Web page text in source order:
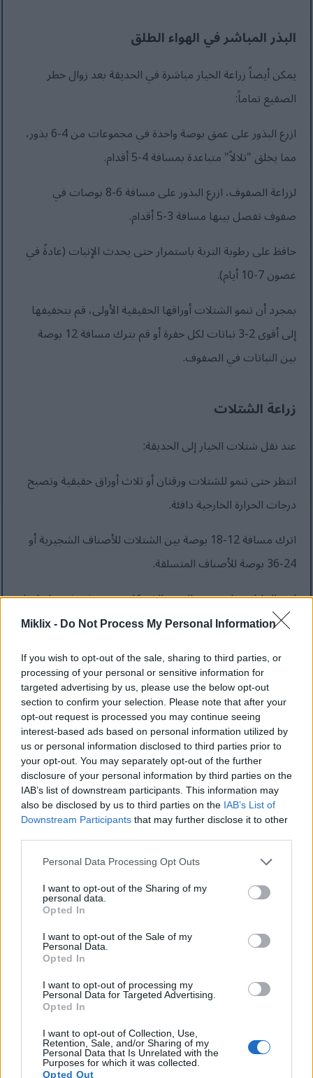
Miklix - Do Not Process My Personal Information
If you wish to opt-out of the sale, sharing to third parties, or
processing of your personal or sensitive information for
targeted advertising by us, please use the below opt-out
section to confirm your selection. Please note that after your
opt-out request is processed you may continue seeing
interest-based ads based on personal information utilized by
us or personal information disclosed to third parties prior to
your opt-out. You may separately opt-out of the further
disclosure of your personal information by third parties on the
IAB’s list of downstream participants. This information may
also be disclosed by us to third parties on the IAB’s List of
Downstream Participants that may further disclose it to other
Please note that this website/app uses one or more Google
not limited to your visit or usage behaviour. You may click to
grant or deny consent to Google and its third-party tags to
use your data for below specified purposes in below Google
consent section.
Personal Data Processing Opt Outs
I want to opt-out of the Sharing of my
personal data.
Opted In
I want to opt-out of the Sale of my
Personal Data.
Opted In
I want to opt-out of processing my
Personal Data for Targeted Advertising.
Opted In
I want to opt-out of Collection, Use,
Retention, Sale, and/or Sharing of my
Personal Data that Is Unrelated with the
Purposes for which it was collected.
Opted Out
البذر المباشر في الهواء الطلق
يمكن أيضاً زراعة الخيار مباشرة في الحديقة بعد زوال خطر
الصقيع تماماً:
ازرع البذور على عمق بوصة واحدة في مجموعات من 4-6 بذور،
مما يخلق "تلالاً" متباعدة بمسافة 4-5 أقدام.
لزراعة الصفوف، ازرع البذور على مسافة 6-8 بوصات في
صفوف تفصل بينها مسافة 3-5 أقدام.
حافظ على رطوبة التربة باستمرار حتى يحدث الإنبات (عادةً في
غضون 7-10 أيام).
بمجرد أن تنمو الشتلات أوراقها الحقيقية الأولى، قم بتخفيفها
إلى أقوى 2-3 نباتات لكل حفرة أو قم بترك مسافة 12 بوصة
بين النباتات في الصفوف.
زراعة الشتلات
عند نقل شتلات الخيار إلى الحديقة:
انتظر حتى تنمو للشتلات ورقتان أو ثلاث أوراق حقيقية وتصبح
درجات الحرارة الخارجية دافئة.
اترك مسافة 12-18 بوصة بين الشتلات للأصناف الشجيرية أو
24-36 بوصة للأصناف المتسلقة.
ازرع النباتات على نفس العمق الذي كانت تنمو فيه في حاوياتها.
اسقِ النباتات جيداً بعد زراعتها وضع طبقة من النشارة حولها.
في حالة استخدام أواني قابلة للتحلل الحيوي، قم بإزالة الحافة
التي تقع فوق مستوى التربة لمنع امتصاص الرطوبة بعيدًا عن
أيادٍ تزرع بذور الخيار بعناية في صفوف متساوية التباعد من تربة
الحديقة الغنية، مع وجود الأدوات والشتلات في مكان قريب.
انقر أو اضغط على الصورة لمزيد من المعلومات ودقة أعلى.
تحضير التربة ومتطلبات ضوء الشمس